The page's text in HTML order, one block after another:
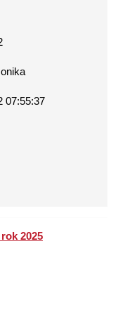
07:55:37
rok 2025